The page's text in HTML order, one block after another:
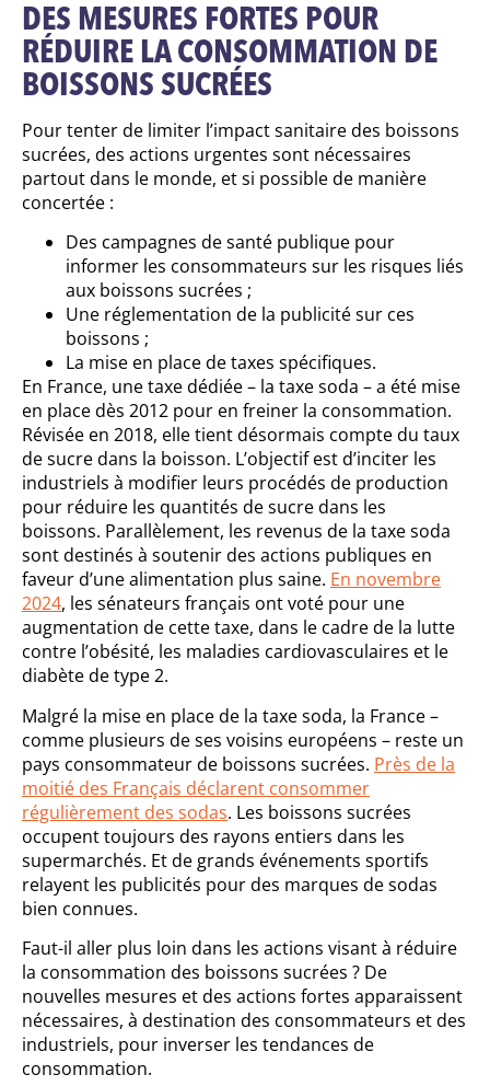
DES MESURES FORTES POUR
RÉDUIRE LA CONSOMMATION DE
BOISSONS SUCRÉES
Pour tenter de limiter l’impact sanitaire des boissons
sucrées, des actions urgentes sont nécessaires
partout dans le monde, et si possible de manière
concertée :
Des campagnes de santé publique pour
informer les consommateurs sur les risques liés
aux boissons sucrées ;
Une réglementation de la publicité sur ces
boissons ;
La mise en place de taxes spécifiques.
En France, une taxe dédiée – la taxe soda – a été mise
en place dès 2012 pour en freiner la consommation.
Révisée en 2018, elle tient désormais compte du taux
de sucre dans la boisson. L’objectif est d’inciter les
industriels à modifier leurs procédés de production
pour réduire les quantités de sucre dans les
boissons. Parallèlement, les revenus de la taxe soda
sont destinés à soutenir des actions publiques en
faveur d’une alimentation plus saine. En novembre
2024, les sénateurs français ont voté pour une
augmentation de cette taxe, dans le cadre de la lutte
contre l’obésité, les maladies cardiovasculaires et le
diabète de type 2.
Malgré la mise en place de la taxe soda, la France –
comme plusieurs de ses voisins européens – reste un
pays consommateur de boissons sucrées. Près de la
moitié des Français déclarent consommer
régulièrement des sodas. Les boissons sucrées
occupent toujours des rayons entiers dans les
supermarchés. Et de grands événements sportifs
relayent les publicités pour des marques de sodas
bien connues.
Faut-il aller plus loin dans les actions visant à réduire
la consommation des boissons sucrées ? De
nouvelles mesures et des actions fortes apparaissent
nécessaires, à destination des consommateurs et des
industriels, pour inverser les tendances de
consommation.